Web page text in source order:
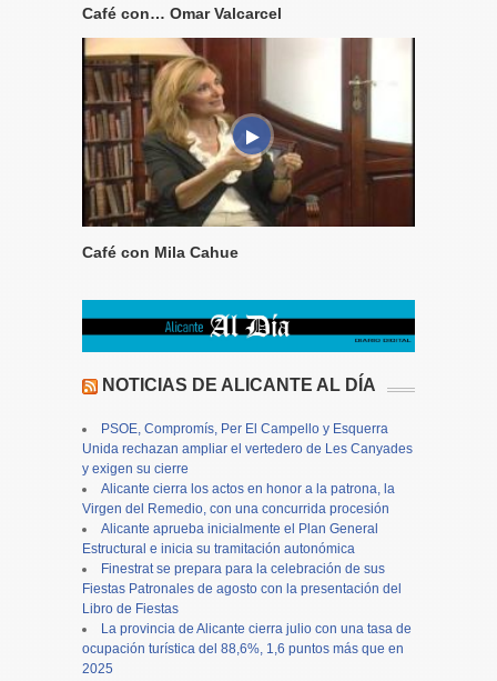
Café con… Omar Valcarcel
Café con Mila Cahue
NOTICIAS DE ALICANTE AL DÍA
PSOE, Compromís, Per El Campello y Esquerra
Unida rechazan ampliar el vertedero de Les Canyades
y exigen su cierre
Alicante cierra los actos en honor a la patrona, la
Virgen del Remedio, con una concurrida procesión
Alicante aprueba inicialmente el Plan General
Estructural e inicia su tramitación autonómica
Finestrat se prepara para la celebración de sus
Fiestas Patronales de agosto con la presentación del
Libro de Fiestas
La provincia de Alicante cierra julio con una tasa de
ocupación turística del 88,6%, 1,6 puntos más que en
2025